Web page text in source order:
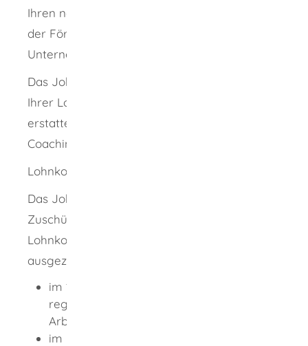
Ihren neuen Mitarbeiter auch nach dem Ende
der Förderung möglichst dauerhaft in Ihrem
Unternehmen beschäftigen.
Das Jobcenter kann Ihnen dafür einen Teil
Ihrer Lohnkosten in den ersten 2 Jahren
erstatten und finanziert außerdem ein
Coaching.
Lohnkostenzuschuss für 2 Jahre
Das Jobcenter kann Ihnen 2 Jahre lang
Zuschüsse zu den Lohnkosten gewähren. Der
Lohnkostenzuschuss wird monatlich
ausgezahlt und beträgt
im 1. Arbeitsjahr 75 Prozent des
regelmäßig zu berücksichtigenden
Arbeitsentgelts und
im 2. Arbeitsjahr 50 Prozent des